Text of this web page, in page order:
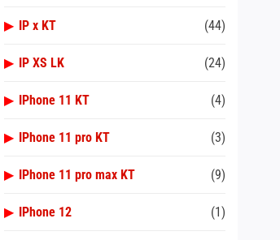
▶ IP x KT (44)
▶ IP XS LK (24)
▶ IPhone 11 KT (4)
▶ IPhone 11 pro KT (3)
▶ IPhone 11 pro max KT (9)
▶ IPhone 12 (1)